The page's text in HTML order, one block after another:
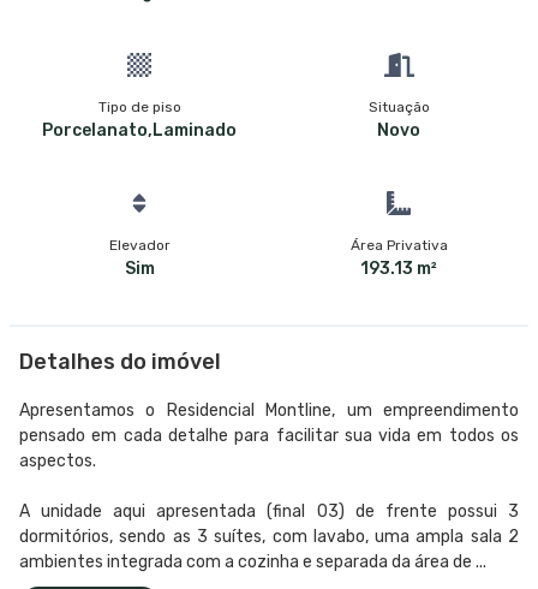
Tipo de piso
Porcelanato,Laminado
Situação
Novo
Elevador
Sim
Área Privativa
193.13 m²
Detalhes do imóvel
Apresentamos o Residencial Montline, um empreendimento
pensado em cada detalhe para facilitar sua vida em todos os
aspectos.
A unidade aqui apresentada (final 03) de frente possui 3
dormitórios, sendo as 3 suítes, com lavabo, uma ampla sala 2
ambientes integrada com a cozinha e separada da área de ...